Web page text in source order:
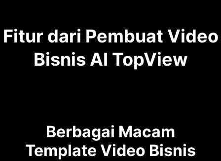
Fitur dari Pembuat Video
Bisnis AI TopView
Berbagai Macam
Template Video Bisnis